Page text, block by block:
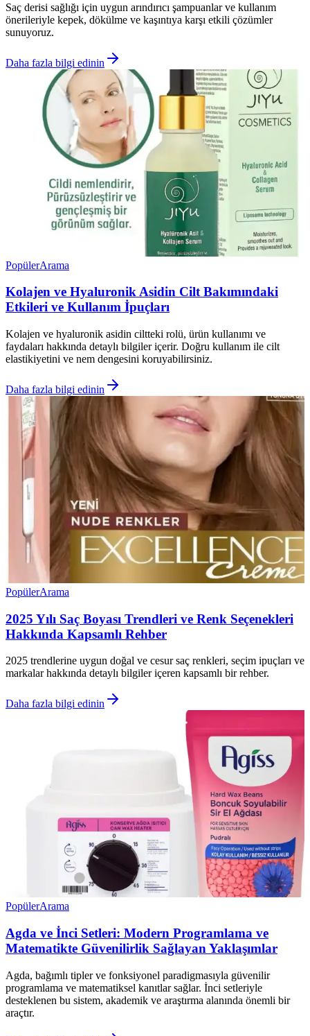
Saç derisi sağlığı için uygun arındırıcı şampuanlar ve kullanım
önerileriyle kepek, dökülme ve kaşıntıya karşı etkili çözümler
sunuyoruz.
Daha fazla bilgi edinin
PopülerArama
Kolajen ve Hyaluronik Asidin Cilt Bakımındaki
Etkileri ve Kullanım İpuçları
Kolajen ve hyaluronik asidin ciltteki rolü, ürün kullanımı ve
faydaları hakkında detaylı bilgiler içerir. Doğru kullanım ile cilt
elastikiyetini ve nem dengesini koruyabilirsiniz.
Daha fazla bilgi edinin
PopülerArama
2025 Yılı Saç Boyası Trendleri ve Renk Seçenekleri
Hakkında Kapsamlı Rehber
2025 trendlerine uygun doğal ve cesur saç renkleri, seçim ipuçları ve
markalar hakkında detaylı bilgiler içeren kapsamlı bir rehber.
Daha fazla bilgi edinin
PopülerArama
Agda ve İnci Setleri: Modern Programlama ve
Matematikte Güvenilirlik Sağlayan Yaklaşımlar
Agda, bağımlı tipler ve fonksiyonel paradigmasıyla güvenilir
programlama ve matematiksel kanıtlar sağlar. İnci setleriyle
desteklenen bu sistem, akademik ve araştırma alanında önemli bir
araçtır.